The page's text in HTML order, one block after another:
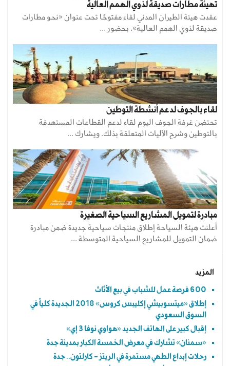
تهيئة مطارات صديقة لذوي الهمم العالية
عقدت هيئة الطيران المدني لقاء مفتوحًا تحت عنوان «نحو مطارات
صديقة لذوي الهمم العالية»، بحضور ...
لقاء بالجوف لدعم أنشطة التوطين
تحتضن غرفة الجوف اليوم لقاء لدعم القطاعات المستهدفة
بالتوطين وشرح الآليات المتعلقة بذلك. ويشارك ...
مبادرة لتمويل المشاريع السياحية الصغيرة
أعلنت هيئة السياحة إطلاق منتجات سياحية جديدة ضمن مبادرة
ضمان التمويل للمشاريع السياحية المتوسطة ...
المزيد
600 فرصة عمل للشباب في بيع الأثاث
إطلاق «ميتسوبيشي إكليبس كروس» 2018 الجديدة كلياً في
السوق السعودي
إقبال كبير على الهاتف الجديد «هواوي نوفا 3 إي»
«سمنان» تشارك في معرض الخمسة الكبار بمدينة جدة
رحلات إبداع الطهي مستمرة في الريتز - كارلتون.. جدة